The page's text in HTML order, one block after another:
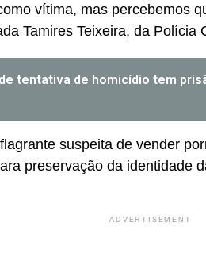
vítima, mas percebemos
Tamires Teixeira, da Polícia
tentativa de homicídio tem
suspeita de vender
preservação da identidade
ADVERTISEMENT